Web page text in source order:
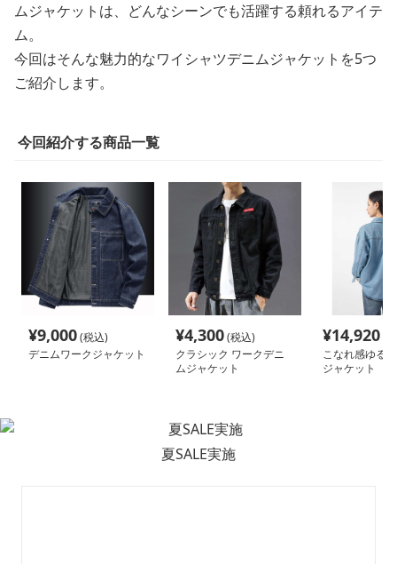
ムジャケットは、どんなシーンでも活躍する頼れるアイテ
ム。
今回はそんな魅力的なワイシャツデニムジャケットを5つ
ご紹介します。
今回紹介する商品一覧
¥9,000(税込)
デニムワークジャケット
¥4,300(税込)
クラシック ワークデニ
ムジャケット
¥14,920
こなれ感ゆる
ジャケット
夏SALE実施